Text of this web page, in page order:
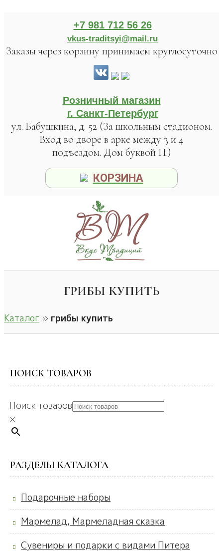
+7 981 712 56 26
vkus-traditsyi@mail.ru
Заказы через корзину принимаем круглосуточно
Розничный магазин
г. Санкт-Петербург
ул. Бабушкина, д. 52 (За школьным стадионом.
Вход во дворе в арке между 3 и 4
подъездом. Дом буквой П.)
КОРЗИНА
ГРИБЫ КУПИТЬ
Каталог » грибы купить
ПОИСК ТОВАРОВ
Поиск товаров
×
РАЗДЕЛЫ КАТАЛОГА
Подарочные наборы
Мармелад, Мармеладная сказка
Сувениры и подарки с видами Питера